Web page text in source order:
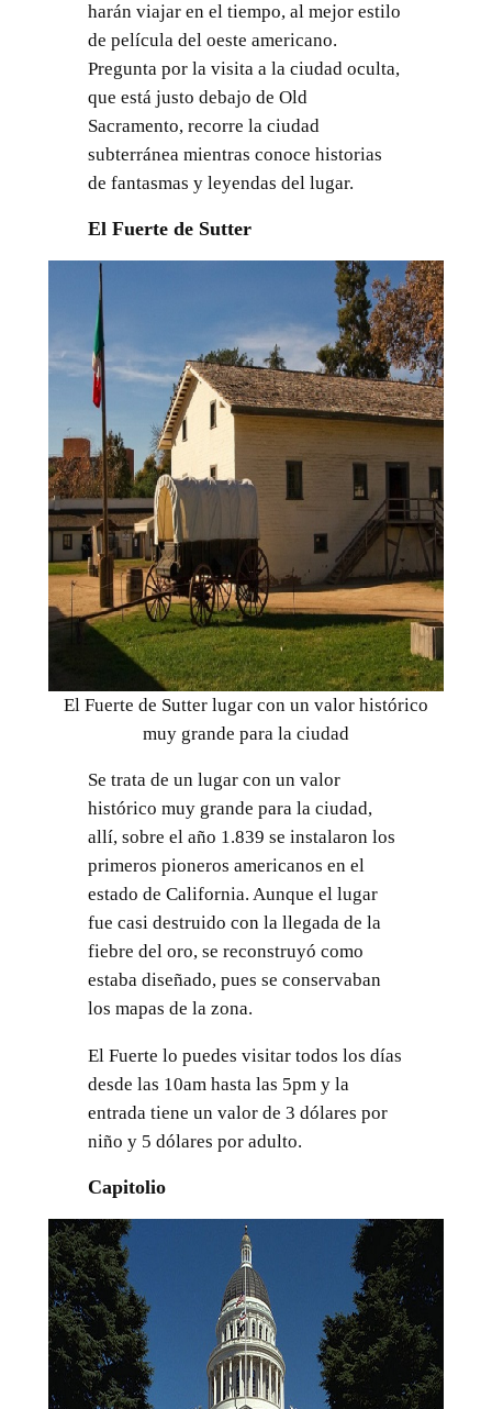
harán viajar en el tiempo, al mejor estilo
de película del oeste americano.
Pregunta por la visita a la ciudad oculta,
que está justo debajo de Old
Sacramento, recorre la ciudad
subterránea mientras conoce historias
de fantasmas y leyendas del lugar.
El Fuerte de Sutter
El Fuerte de Sutter lugar con un valor histórico
muy grande para la ciudad
Se trata de un lugar con un valor
histórico muy grande para la ciudad,
allí, sobre el año 1.839 se instalaron los
primeros pioneros americanos en el
estado de California. Aunque el lugar
fue casi destruido con la llegada de la
fiebre del oro, se reconstruyó como
estaba diseñado, pues se conservaban
los mapas de la zona.
El Fuerte lo puedes visitar todos los días
desde las 10am hasta las 5pm y la
entrada tiene un valor de 3 dólares por
niño y 5 dólares por adulto.
Capitolio